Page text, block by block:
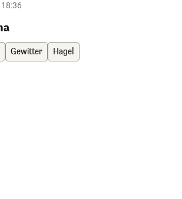
Gewitter Hagel